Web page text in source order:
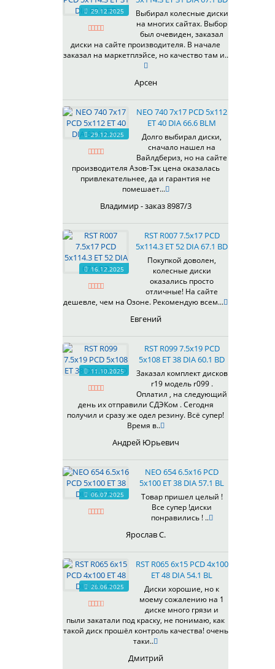
336
337
401
408
410
411
414
417
423
426
428
429
430
433
438
503
505
508
511
528
529
530
531
535
536
537
538
539
540
541
66,6
67,1
70,1
72,6
73,1
74,1
75.1
78.1
98
98,1
HS
MG
MGM
OrD
SL
W
WB
WD
29.12.2025
Выбирал колесные диски
на многих сайтах. Выбор
был очевиден, заказал
диски на сайте производителя. В начале
заказал на маркетплэйсе, но качество там и..
Арсен
29.12.2025
NEO 740 7x17 PCD 5x112
ET 40 DIA 66.6 BLM
Долго выбирал диски,
сначало нашел на
Вайлдбериз, но на сайте
производителя Азов-Тэк цена оказалась
привлекательнее, да и гарантия не
помешает...
Владимир - заказ 8987/3
16.12.2025
RST R007 7.5x17 PCD
5x114.3 ET 52 DIA 67.1 BD
Покупкой доволен,
колесные диски
оказались просто
отличные! На сайте
дешевле, чем на Озоне. Рекомендую всем...
Евгений
11.10.2025
RST R099 7.5x19 PCD
5x108 ET 38 DIA 60.1 BD
Заказал комплект дисков
r19 модель r099 .
Оплатил , на следующий
день их отправили СДЭКом . Сегодня
получил и сразу же одел резину. Всё супер!
Время в..
Андрей Юрьевич
06.07.2025
NEO 654 6.5x16 PCD
5x100 ET 38 DIA 57.1 BL
Товар пришел целый !
Все супер !диски
понравились ! ..
Ярослав С.
26.06.2025
RST R065 6x15 PCD 4x100
ET 48 DIA 54.1 BL
Диски хорошие, но к
моему сожалению на 1
диске много грязи и
пыли закатали под краску, не понимаю, как
такой диск прошёл контроль качества! очень
таки..
Дмитрий